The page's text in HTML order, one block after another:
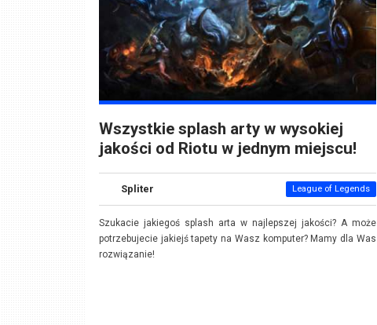
Wszystkie splash arty w wysokiej
jakości od Riotu w jednym miejscu!
Spliter League of Legends
Szukacie jakiegoś splash arta w najlepszej jakości? A może
potrzebujecie jakiejś tapety na Wasz komputer? Mamy dla Was
rozwiązanie!